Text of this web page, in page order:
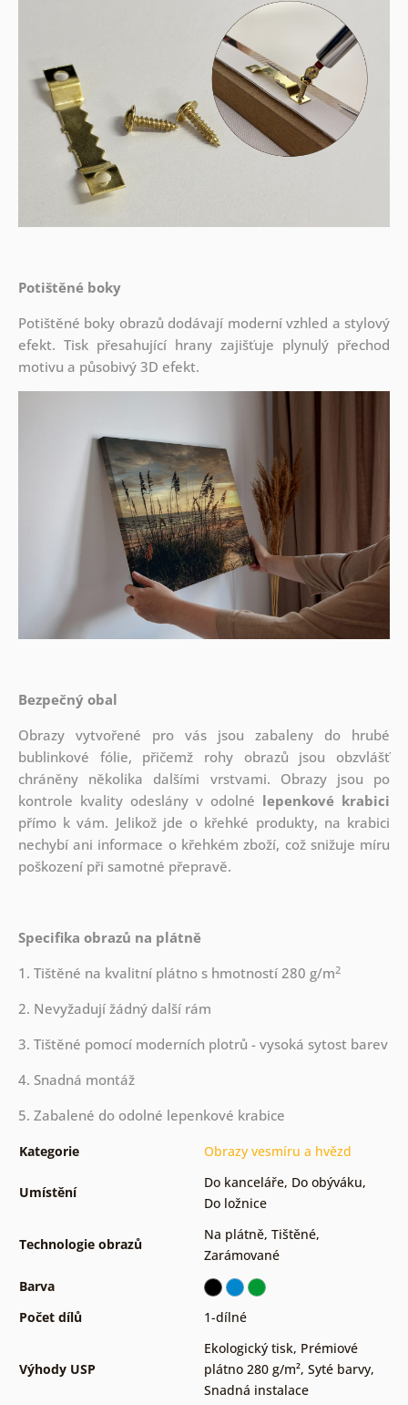
Potištěné boky
Potištěné boky obrazů dodávají moderní vzhled a stylový
efekt. Tisk přesahující hrany zajišťuje plynulý přechod
motivu a působivý 3D efekt.
Bezpečný obal
Obrazy vytvořené pro vás jsou zabaleny do hrubé
bublinkové fólie, přičemž rohy obrazů jsou obzvlášť
chráněny několika dalšími vrstvami. Obrazy jsou po
kontrole kvality odeslány v odolné lepenkové krabici
přímo k vám. Jelikož jde o křehké produkty, na krabici
nechybí ani informace o křehkém zboží, což snižuje míru
poškození při samotné přepravě.
Specifika obrazů na plátně
1. Tištěné na kvalitní plátno s hmotností 280 g/m2
2. Nevyžadují žádný další rám
3. Tištěné pomocí moderních plotrů - vysoká sytost barev
4. Snadná montáž
5. Zabalené do odolné lepenkové krabice
Kategorie Obrazy vesmíru a hvězd
Umístění
Do kanceláře, Do obýváku,
Do ložnice
Technologie obrazů
Na plátně, Tištěné,
Zarámované
Barva
Počet dílů
1-dílné
Výhody USP
Ekologický tisk, Prémiové
plátno 280 g/m², Syté barvy,
Snadná instalace